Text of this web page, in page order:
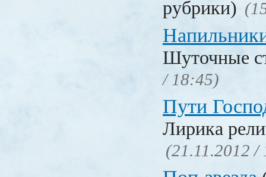
рубрики)
Шуточные
/ 18:45)
Пути
Лирика
(21.11.2012 /